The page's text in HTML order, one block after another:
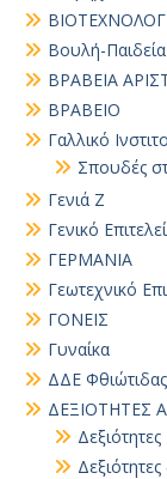
Βουλή-Παιδεία
ΒΡΑΒΕΙΑ
ΒΡΑΒΕΙΟ
Γαλλικό
Σπουδές
Γενιά Ζ
Γενικό
ΓΕΡΜΑΝΙΑ
Γεωτεχνικό
ΓΟΝΕΙΣ
Γυναίκα
ΔΔΕ Φθιώτιδας
ΔΕΞΙΟΤΗΤΕΣ
Δεξιότητες